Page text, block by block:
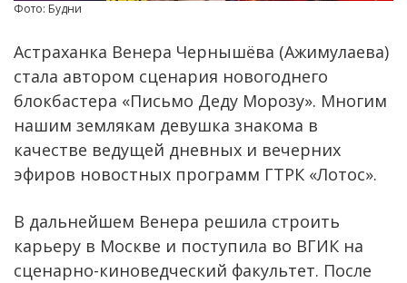
Фото: Будни
Астраханка Венера Чернышёва (Ажимулаева)
стала автором сценария новогоднего
блокбастера «Письмо Деду Морозу». Многим
нашим землякам девушка знакома в
качестве ведущей дневных и вечерних
эфиров новостных программ ГТРК «Лотос».
В дальнейшем Венера решила строить
карьеру в Москве и поступила во ВГИК на
сценарно-киноведческий факультет. После